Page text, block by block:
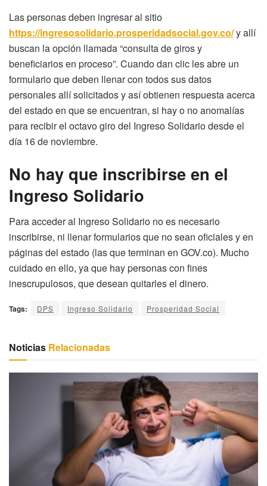
Las personas deben ingresar al sitio
https://ingresosolidario.prosperidadsocial.gov.co/y allí
buscan la opción llamada “consulta de giros y
beneficiarios en proceso”. Cuando dan clic les abre un
formulario que deben llenar con todos sus datos
personales allí solicitados y así obtienen respuesta acerca
del estado en que se encuentran, si hay o no anomalías
para recibir el octavo giro del Ingreso Solidario desde el
día 16 de noviembre.
No hay que inscribirse en el
Ingreso Solidario
Para acceder al Ingreso Solidario no es necesario
inscribirse, ni llenar formularios que no sean oficiales y en
páginas del estado (las que terminan en GOV.co). Mucho
cuidado en ello, ya que hay personas con fines
inescrupulosos, que desean quitarles el dinero.
Tags: DPS Ingreso Solidario Prosperidad Social
Noticias Relacionadas